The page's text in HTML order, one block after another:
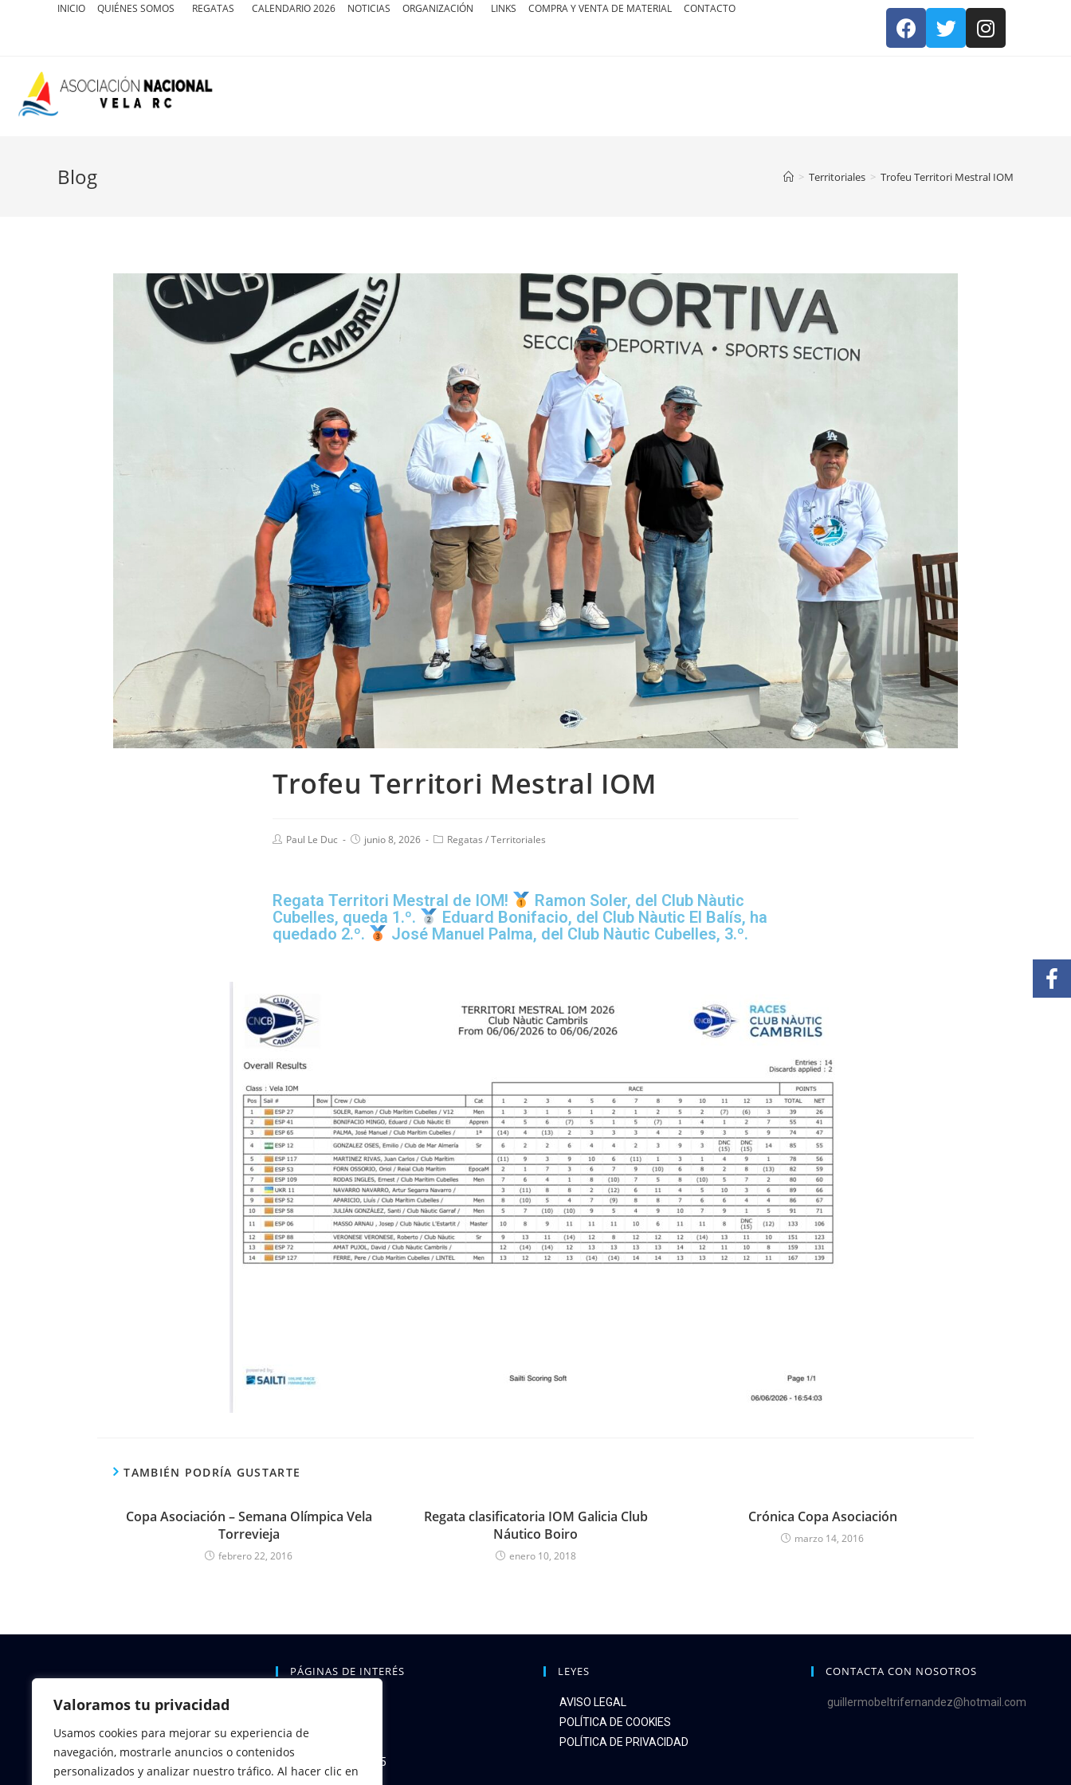
Valoramos tu privacidad
Usamos cookies para mejorar su experiencia de
navegación, mostrarle anuncios o contenidos
personalizados y analizar nuestro tráfico. Al hacer clic en
INICIO QUIÉNES SOMOS REGATAS CALENDARIO 2026 NOTICIAS ORGANIZACIÓN LINKS COMPRA Y VENTA DE MATERIAL CONTACTO
Blog > Territoriales > Trofeu Territori Mestral IOM
Trofeu Territori Mestral IOM
Paul Le Duc junio 8, 2026 Regatas /Territoriales
Regata Territori Mestral de IOM!
Ramon Soler, del Club Nàutic
Cubelles, queda 1.º.
Eduard Bonifacio, del Club Nàutic El Balís, ha
quedado 2.º.
José Manuel Palma, del Club Nàutic Cubelles, 3.º.
TAMBIÉN PODRÍA GUSTARTE
Copa Asociación – Semana Olímpica Vela
Torrevieja
febrero 22, 2016
Regata clasificatoria IOM Galicia Club
Náutico Boiro
enero 10, 2018
Crónica Copa Asociación
marzo 14, 2016
PÁGINAS DE INTERÉS
CALENDARIO 2025
LEYES
AVISO LEGAL
POLÍTICA DE COOKIES
POLÍTICA DE PRIVACIDAD
CONTACTA CON NOSOTROS
guillermobeltrifernandez@hotmail.com